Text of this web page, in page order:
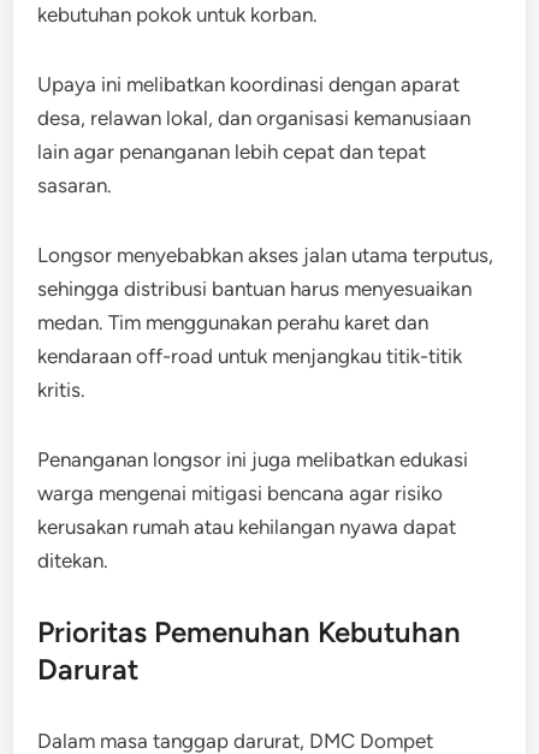
kebutuhan pokok untuk korban.
Upaya ini melibatkan koordinasi dengan aparat
desa, relawan lokal, dan organisasi kemanusiaan
lain agar penanganan lebih cepat dan tepat
sasaran.
Longsor menyebabkan akses jalan utama terputus,
sehingga distribusi bantuan harus menyesuaikan
medan. Tim menggunakan perahu karet dan
kendaraan off-road untuk menjangkau titik-titik
kritis.
Penanganan longsor ini juga melibatkan edukasi
warga mengenai mitigasi bencana agar risiko
kerusakan rumah atau kehilangan nyawa dapat
ditekan.
Prioritas Pemenuhan Kebutuhan
Darurat
Dalam masa tanggap darurat, DMC Dompet